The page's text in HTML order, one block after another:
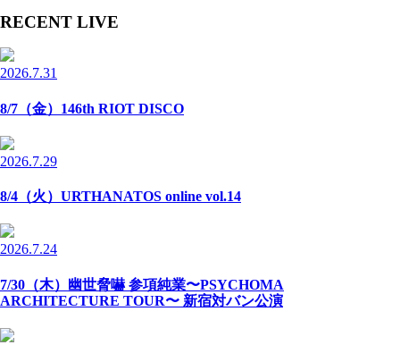
RECENT LIVE
2026.7.31
8/7（金）146th RIOT DISCO
2026.7.29
8/4（火）URTHANATOS online vol.14
2026.7.24
7/30（木）幽世脅嚇 参項純業〜PSYCHOMA
ARCHITECTURE TOUR〜 新宿対バン公演